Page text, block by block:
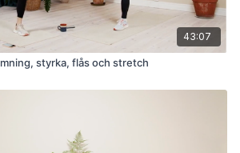
43:07
styrka, flås och stretch